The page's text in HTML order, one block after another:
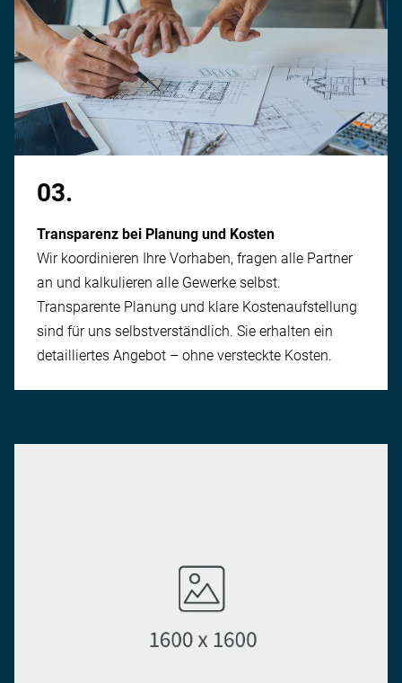
03.
Transparenz bei Planung und Kosten
Wir koordinieren Ihre Vorhaben, fragen alle Partner
an und kalkulieren alle Gewerke selbst.
Transparente Planung und klare Kosten­aufstellung
sind für uns selbstverständlich. Sie erhalten ein
detailliertes An­gebot – ohne versteckte Kosten.